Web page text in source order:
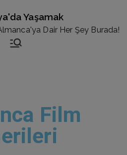
Yaşamak
Dair Her Şey Burada!
Film